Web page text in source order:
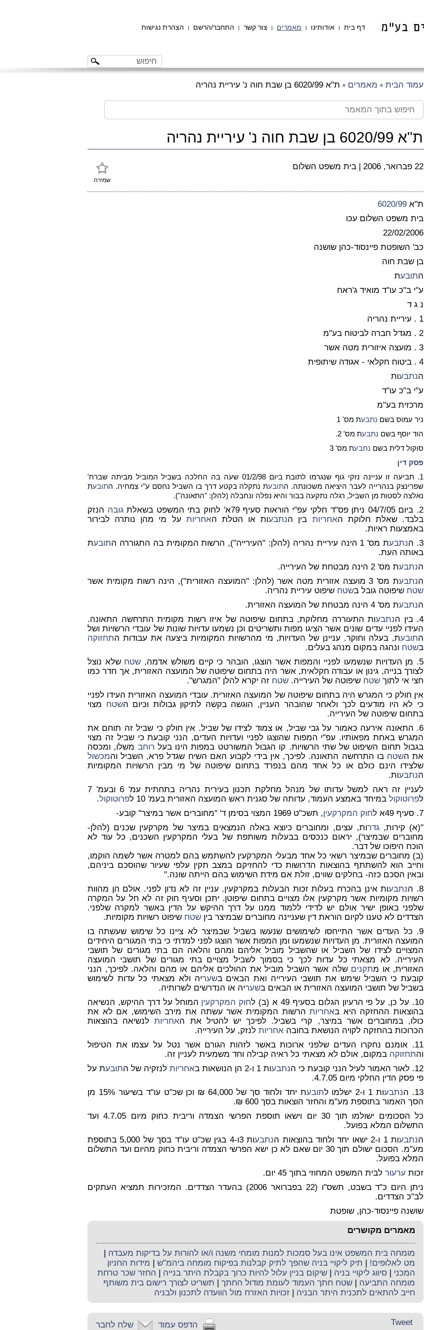
דף בית | אודותינו | מאמרים | צור קשר | התחבר/הרשם | הצהרת נגישות
עמוד הבית » מאמרים » ת"א 6020/99 בן שבת חוה נ' עיריית נהריה
ת"א 6020/99 בן שבת חוה נ' עיריית נהריה
שמירה
22 פברואר, 2006 | בית משפט השלום
ת"א 6020/99
בית משפט השלום עכו
22/02/2006
כב' השופטת פיינסוד-כהן שושנה
בן שבת חוה
התובעת
ע"י ב"כ עו"ד מואיד ג'ראח
נ ג ד
1 . עיריית נהריה
2 . מגדל חברה לביטוח בע"מ
3 . מועצה איזורית מטה אשר
4 . ביטוח חקלאי - אגודה שיתופית
הנתבעות
ע"י ב"כ עו"ד
מרכזית בע"מ
ניר עמוס בשם נתבעת מס' 1
הוד יוסף בשם נתבעת מס' 2.
סוקול דלית בשם נתבעת מס' 3
פסק דין
1. תביעה זו עניינה נזקי גוף שנגרמו לתובת ביום 01/2/98 שעה בה החלכה בשביל המוביל מביתה שברח'
שפרינצק בנהרייה לעבר היציאה משכונתה. התובעת נתקלה בקטע דרך בו השביל נחסם ע"י צמחיה. התובעת
נאלצה לסטות מן השביל, רגלה נתקעה בבור והיא נפלה ונחבלה (להלן: "התאונה").
2. ביום 04/7/05 ניתן פס"ד חלקי עפ"י הוראות סעיף 79א' לחוק בתי המשפט בשאלת גובה הנזק
בלבד. שאלת חלוקת האחריות בין הנתבעות או הטלת האחריות על מי מהן נותרה לבירור
באמצעות ראיות.
3. ה
נתבעת מס' 1 הינה עיריית נהריה (להלן: "העירייה"), הרשות המקומית בה התגוררה ה תובעת
באותה העת.
הנתבעת מס' 2 הינה מבטחת של העירייה.
הנתבעת מס' 3 מועצה אזורית מטה אשר (להלן: "המועצה האזורית"), הינה רשות מקומית אשר
שטח שיפוטה גובל בשטח שיפוט עיריית נהריה.
הנתבעת מס' 4 הינה מבטחת של המועצה האזורית.
4. בין ה
נתבעות התעוררה מחלוקת, בתחום שיפוטה של איזו רשות מקומית התרחשה התאונה.
העידו לפניי עדים שונים אשר הציגו מפות ותשריטים וכן נשמעו עדויות שונות של עובדי הרשויות ושל
התובעת, בעלה וחוקר. עניינן של העדויות, מי מהרשויות המקומיות ביצעה את עבודות התחזוקה
בשטח ונהגה במקום מנהג בעלים.
5. מן העדויות שנשמעו לפניי והמפות אשר הוצגו, הובהר כי קיים משולש אדמה,
שטח שלא נוצל
לצורך בנייה, גינון או עבודה חקלאית, אשר היה בתחום שיפוטה של המועצה האזורית, אך חדר כמו
חצי אי לתוך שטח שיפוטה של העירייה. שטח זה יקרא להלן "המגרש".
אין חולק כי המגרש היה בתחום שיפוטה של המועצה האזורית. עובדי המועצה האזורית העידו לפניי
כי לא היו מודעים לכך ולאחר שהובהר העניין, הוגשה בקשה לתיקון גבולות וכיום השטח מצוי
בתחום שיפוטה של העירייה.
6. התאונה אירעה כאמור על גבי שביל, או צמוד לצידו של שביל. אין חולק כי שביל זה תוחם את
המגרש באחת מפאותיו. עפ"י המפות שהוצגו לפניי ועדויות העדים, הנני קובעת כי שביל זה מצוי
בגבול תחום השיפוט של שתי הרשויות. קו הגבול המשורטט במפות הינו בעל רוחב משלו, ומכסה
את השטח בו התרחשה התאונה. לפיכך, אין בידי לקבוע האם השיח שגדל פרא, השביל והמכשול
שלצידו הינם כולם או כל אחד מהם בנפרד בתחום שיפוטה של מי מבין הרשויות המקומיות
הנתבעות.
לעניין זה ראה למשל עדותו של מנהל מחלקת תכנון בעירית נהריה בתחתית עמ' 6 ובעמ' 7
לפרוטוקול במיחד באמצע העמוד, עדותה של סגנית ראש המועצה האזורית בעמ' 10 ל פרוטוקול.
7. סעיף 49א ל
חוק המקרקעין, תשכ"ט 1969 המצוי בסימן ד' "מחוברים אשר במיצר" קובע-
"(א) קירות,גדרות, עצים, ומחוברים כיוצא באלה הנמצאים במיצר של מקרקעין שכנים (להלן-
מחוברים שבמיצר), יראום כנכסים בבעלות משותפת של בעלי המקרקעין השכנים, כל עוד לא
הוכח היפוכו של דבר.
(ב) מחוברים שבמיצר רשאי כל אחד מבעלי המקרקעין להשתמש בהם למטרה אשר לשמה הוקמו,
וחייב הוא להשתתף בהוצאות הדרושות כדי להחזיקם במצב תקין עלפי שעיור שהוסכם ביניהם,
ובאין הסכם כזה- בחלקים שווים, זולת אם מידת השימוש בהם הייתה שונה."
8. ה
נתבעות אינן בהכרח בעלות זכות הבעלות במקרקעין. עניין זה לא נדון לפני. אולם הן מהוות
רשויות מקומיות אשר מקרקעין אלו מצויים בתחום שיפוטן. יתכן וסעיף חוק זה לא חל על המקרה
שלפני באופן ישיר אולם יש לדידי ללמוד ממנו על דרך ההיקש על הדין באשר למקרה שלפני.
הצדדים לא טענו לקיום הוראת דין שעניינה מחוברים שבמיצר בין שטח שיפוט רשויות מקומיות.
9. כל העדים אשר התייחסו לשימושים שנעשו בשביל שבמיצר לא ציינו כל שימוש שעשתה בו
המועצה האזורית. מן העדויות שנשמעו ומן המפות אשר הוצגו לפני למדתי כי בתי המגורים היחידים
המצויים לצידו של השביל או שהשביל מוביל אליהם ומהם והלאה הם בתי מגורים של תושבי
העירייה. לא מצאתי כל עדות לכך כי בסמוך לשביל מצויים בתי מגורים של תושבי המועצה
האזורית, או מתקנים שלה אשר השביל מוביל את ההולכים אליהם או מהם והלאה. לפיכך, הנני
קובעת כי השביל שימש את תושבי העירייה ואת הבאים בשעריה ולא מצאתי כל עדות לשימוש
בשביל של תושבי המועצה האזורית או הבאים בשעריה או הנדרשים לשרותיה.
10. על כן, על פי הרעיון הגלום בסעיף 49 א (ב) ל
חוק המקרקעין המוחל על דרך ההיקש, הנשיאה
בהוצאות ההחזקה היא באחריותהרשות המקומית אשר עשתה את מירב השימוש, אם לא את
כולו, במחוברים אשר במיצר, קרי בשביל. לפיכך יש להטיל את האחריותלנשיאה בהוצאות
הכרוכות בהחזקה לקויה הנושאת בחובה אחריות לנזק, על העירייה.
11. אומנם נחקרו העדים שלפני ארוכות באשר לזהות הגורם אשר נטל על עצמו את הטיפול
והתחזוקה במקום, אולם לא מצאתי כל ראיה קבילה וחד משמעית לעניין זה.
12. לאור האמור לעיל הנני קובעת כי ה
נתבעות 1 ו-2 הן הנושאות ב אחריות לנזקיה של התובעת על
פי פסק הדין החלקי מיום 4.7.05.
13. ה
נתבעות 1 ו-2 ישלמו ל תובע
ת יחד ולחוד סך של 64,000 ₪ וכן שכ"ט עו"ד בשיעור 15% מן
הסך האמור בתוספת מע"מ והחזר הוצאות בסך 600 ₪.
כל הסכומים ישולמו תוך 30 יום וישאו תוספת הפרשי הצמדה וריבית כחוק מיום 4.7.05 ועד
התשלום המלא בפועל.
הנתבעות 1 ו-2 ישאו יחד ולחוד בהוצאות ה נתבע
ות 3ו-4 בגין שכ"ט עו"ד בסך של 5,000 בתוספת
מע"מ. הסכום ישולם תוך 30 יום שאם לא כן ישא הפרשי הצמדה וריבית כחוק מהיום ועד התשלום
המלא בפועל.
זכות ערעור לבית המשפט המחוזי בתוך 45 יום.
ניתן היום כ"ד בשבט, תשס"ו (22 בפברואר 2006) בהעדר הצדדים. המזכירות תמציא העתקים
לב"כ הצדדים.
שושנה פיינסוד-כהן, שופטת
מאמרים מקושרים
מומחה בית המשפט אינו בעל סמכות למנות מומחי משנה ו/או להורות על בדיקות מעבדה |
מט לאלופים! | תיק ליקויי בניה שהפך לתיק קבלנות בפיקוח מומחה ביהמ"ש | מידות החניון
המכני | סיווג ליקויי בניה | שיקום בניין עלול להיות כרוך בקבלת היתר בנייה | החזר שכר טרחת
מומחה התביעה | שטח חתך העמוד לעומת מודול החתך | תשריט לצורך רישום בית משותף
חייב להתאים לתכנית היתר הבניה | זכויות האזרח מול הוועדה לתכנון ולבניה
שלח לחבר הדפס עמוד Tweet